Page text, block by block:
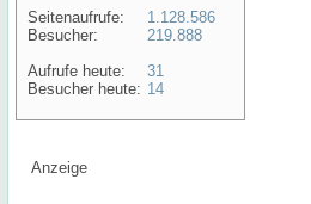
Seitenaufrufe:
Besucher:
Aufrufe heute:
Besucher heute:
1.128.586
219.888
31
14
Anzeige